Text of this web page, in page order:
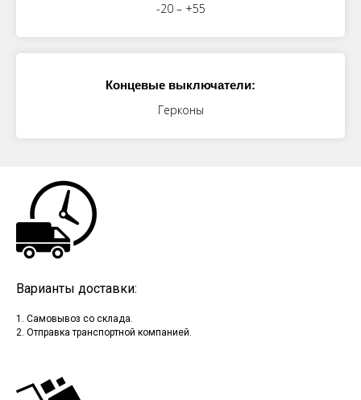
-20 – +55
Концевые выключатели:
Герконы
Варианты доставки:
1. Самовывоз со склада.
2. Отправка транспортной компанией.